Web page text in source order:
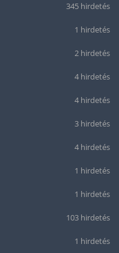
345 hirdetés
1 hirdetés
2 hirdetés
4 hirdetés
4 hirdetés
3 hirdetés
4 hirdetés
1 hirdetés
1 hirdetés
103 hirdetés
1 hirdetés